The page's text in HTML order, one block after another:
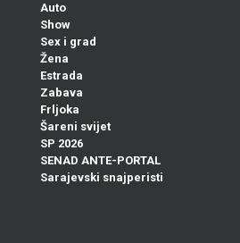
Auto
Show
Sex i grad
Žena
Estrada
Zabava
Frljoka
Šareni svijet
SP 2026
SENAD ANTE-PORTAL
Sarajevski snajperisti